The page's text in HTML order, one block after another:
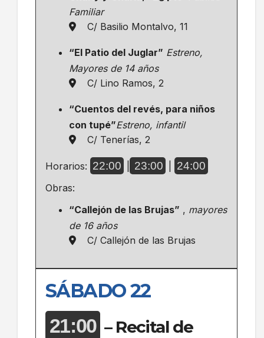
Familiar
C/ Basilio Montalvo, 11
“El Patio del Juglar” Estreno,
Mayores de 14 años
C/ Lino Ramos, 2
“Cuentos del revés, para niños
con tupé”Estreno, infantil
C/ Tenerías, 2
Horarios: 22:00 23:00 24:00
Obras:
“Callejón de las Brujas” , mayores
de 16 años
C/ Callejón de las Brujas
SÁBADO 22
21:00 – Recital de